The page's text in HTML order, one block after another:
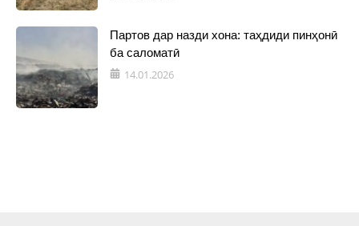
Партов дар назди хона: таҳдиди пинҳонӣ
ба саломатӣ
14.01.2026